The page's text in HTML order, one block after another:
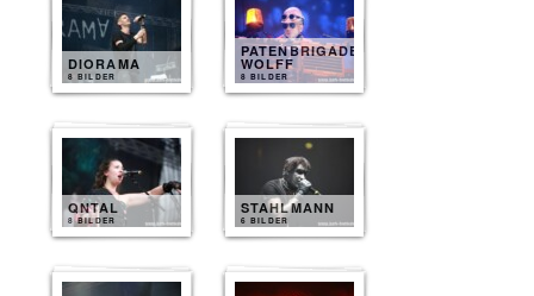
DIORAMA
8 BILDER
PATENBRIGADE
WOLFF
8 BILDER
QNTAL
8 BILDER
STAHLMANN
6 BILDER